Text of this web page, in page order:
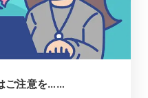
ご注意を……